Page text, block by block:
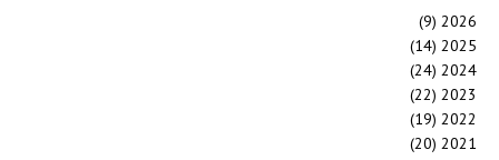
2026
(9)
2025
(14)
2024
(24)
2023
(22)
2022
(19)
2021
(20)